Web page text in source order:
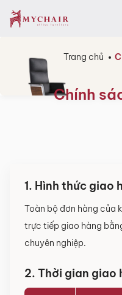
Trang chủ
Chính
1. Hình thức giao
Toàn bộ đơn hàng của
trực tiếp giao hàng
chuyên nghiệp.
2. Thời gian giao